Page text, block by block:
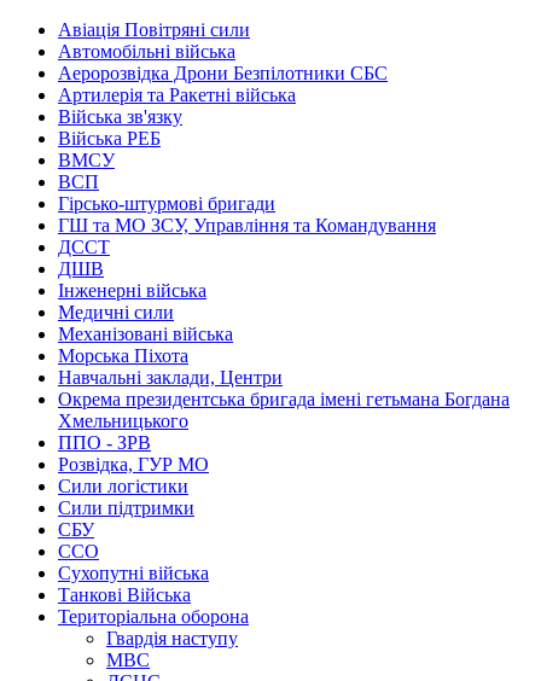
Авіація Повітряні сили
Автомобільні війська
Аеророзвідка Дрони Безпілотники СБС
Артилерія та Ракетні війська
Війська зв'язку
Війська РЕБ
ВМСУ
ВСП
Гірсько-штурмові бригади
ГШ та МО ЗСУ, Управління та Командування
ДССТ
ДШВ
Інженерні війська
Медичні сили
Механізовані війська
Морська Піхота
Навчальні заклади, Центри
Окрема президентська бригада імені гетьмана Богдана
Хмельницького
ППО - ЗРВ
Розвідка, ГУР МО
Сили логістики
Сили підтримки
СБУ
ССО
Сухопутні війська
Танкові Війська
Територіальна оборона
Гвардія наступу
МВС